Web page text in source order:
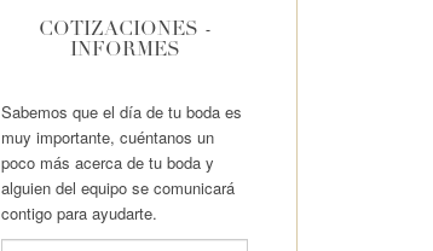
COTIZACIONES -
INFORMES
Sabemos que el día de tu boda es
muy importante, cuéntanos un
poco más acerca de tu boda y
alguien del equipo se comunicará
contigo para ayudarte.